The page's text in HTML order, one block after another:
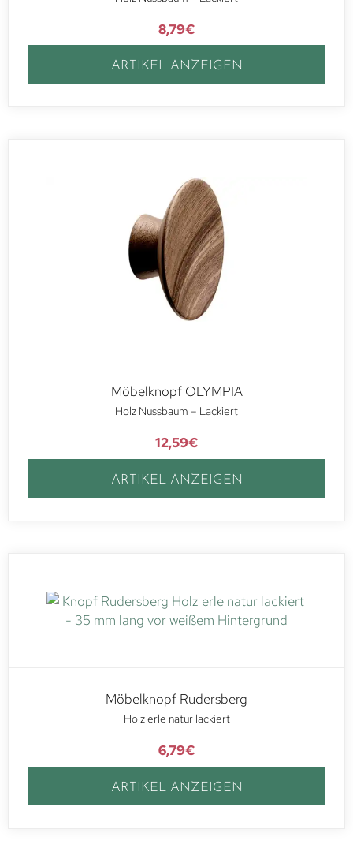
8,79€
ARTIKEL ANZEIGEN
Möbelknopf OLYMPIA
Holz Nussbaum – Lackiert
12,59€
ARTIKEL ANZEIGEN
Möbelknopf Rudersberg
Holz erle natur lackiert
6,79€
ARTIKEL ANZEIGEN